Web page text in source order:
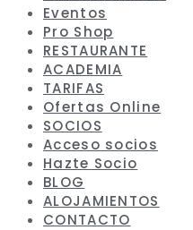
Eventos
Pro Shop
RESTAURANTE
ACADEMIA
TARIFAS
Ofertas Online
SOCIOS
Acceso socios
Hazte Socio
BLOG
ALOJAMIENTOS
CONTACTO